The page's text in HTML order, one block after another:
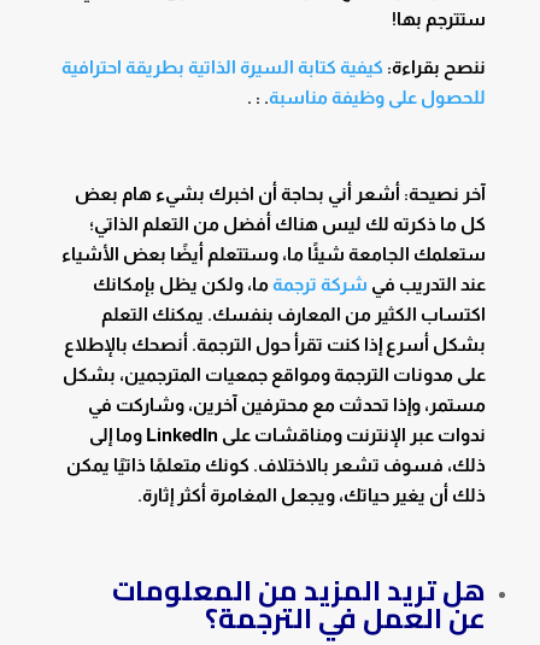
ستترجم بها!
ننصح بقراءة: كيفية كتابة السيرة الذاتية بطريقة احترافية
للحصول على وظيفة مناسبة. :
.
آخر نصيحة: أشعر أني بحاجة أن اخبرك بشيء هام بعض
كل ما ذكرته لك ليس هناك أفضل من التعلم الذاتي؛
ستعلمك الجامعة شيئًا ما، وستتعلم أيضًا بعض الأشياء
عند التدريب في شركة ترجمةما، ولكن يظل بإمكانك
اكتساب الكثير من المعارف بنفسك. يمكنك التعلم
بشكل أسرع إذا كنت تقرأ حول الترجمة. أنصحك بالإطلاع
على مدونات الترجمة ومواقع جمعيات المترجمين، بشكل
مستمر، وإذا تحدثت مع محترفين آخرين، وشاركت في
ندوات عبر الإنترنت ومناقشات على LinkedIn وما إلى
ذلك، فسوف تشعر بالاختلاف. كونك متعلمًا ذاتيًا يمكن
ذلك أن يغير حياتك، ويجعل المغامرة أكثر إثارة.
هل تريد المزيد من المعلومات
عن العمل في الترجمة؟